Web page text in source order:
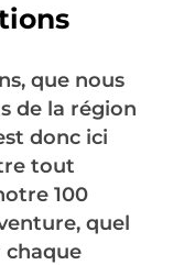
que nous
de la région
donc ici
tout
100
quel
chaque